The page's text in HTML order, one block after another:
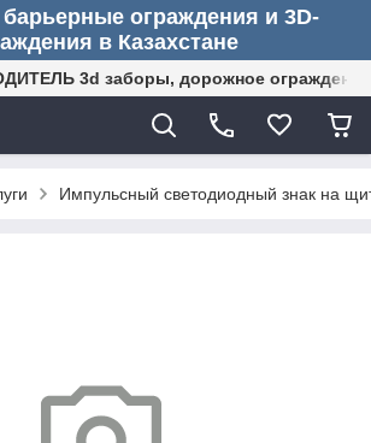
ограждения и 3D-
в Казахстане
3d заборы, дорожное ограждение
Импульсный светодиодный знак на